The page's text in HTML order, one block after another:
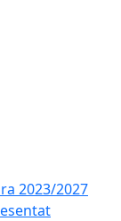
2023/2027